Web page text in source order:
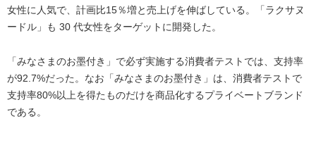
女性に人気で、計画比15％増と売上げを伸ばしている。「ラクサヌ
ードル」も 30 代女性をターゲットに開発した。
「みなさまのお墨付き」で必ず実施する消費者テストでは、支持率
が92.7%だった。なお「みなさまのお墨付き」は、消費者テストで
支持率80%以上を得たものだけを商品化するプライベートブランド
である。